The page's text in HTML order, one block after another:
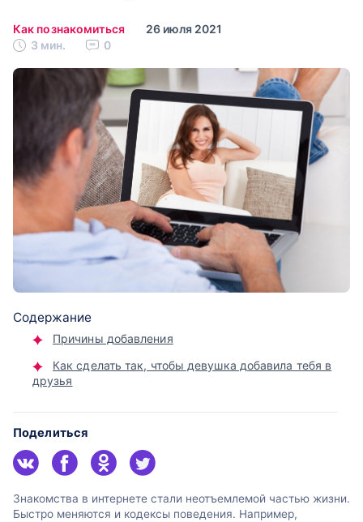
Как познакомиться
26 июля 2021
3 мин.
0
Содержание
Причины добавления
Как сделать так, чтобы девушка добавила тебя в
друзья
Поделиться
Знакомства в интернете стали неотъемлемой частью жизни.
Быстро меняются и кодексы поведения. Например,